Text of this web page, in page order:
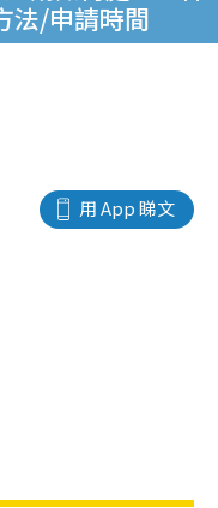
法/申請時間
用 App 睇文